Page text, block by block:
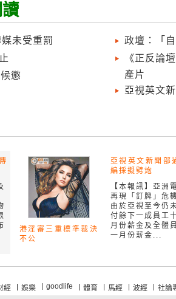
未受重罰
懲
政壇：「
《正反論
產片
亞視英文
港淫審三重標準裁決
不公
亞視英文新聞部
編採擬劈炮
【本報訊】亞洲
再現「釘牌」危
由於亞視至今仍
付餘下一成員工
月份薪金及全體
一月份薪金...
經 娛樂 goodlife 體育 馬經 波經 社論